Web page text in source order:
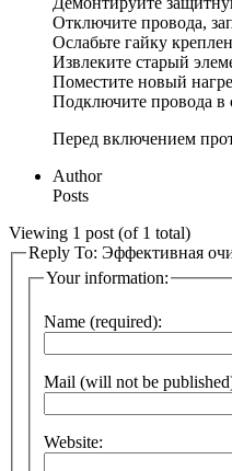
Отключите провода,
Ослабьте гайку
Извлеките старый
Поместите новый
Подключите провода в
Перед включением
Author
Posts
Viewing 1 post (of 1 total)
Reply To: Эффективная
Your information:
Name (required):
Mail (will not be
Website: